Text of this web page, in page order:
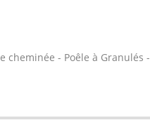
cheminée - Poêle à Granulés -